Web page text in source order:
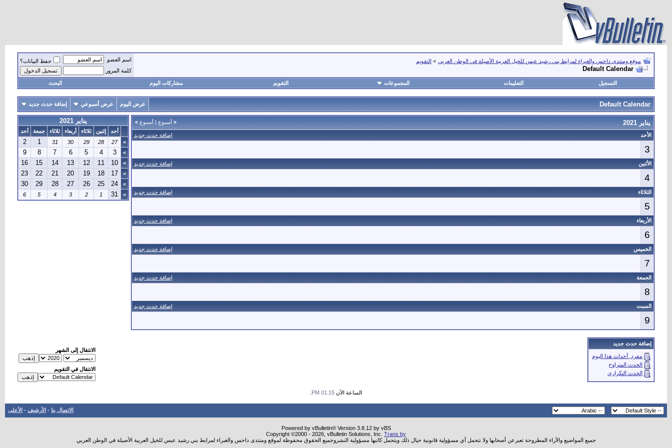
موقع ومنتدى داحس والغبراء لمرابط بني رشيد عبس للخيل العربية الأصيلة في الوطن العربي > التقويم
Default Calendar
اسم العضو
حفظ البيانات؟
كلمة المرور
التسجيل التعليمات المجموعات التقويم مشاركات اليوم البحث
Default Calendar عرض اليوم عرض أسبوعي إضافة حدث جديد
« أسبوع | أسبوع » يناير 2021
إضافة حدث جديد الأحد
3
إضافة حدث جديد الأثنين
4
إضافة حدث جديد الثلاثاء
5
إضافة حدث جديد الأربعاء
6
إضافة حدث جديد الخميس
7
إضافة حدث جديد الجمعة
8
إضافة حدث جديد السبت
9
يناير 2021
أحد إثنين ثلاثاء أربعاء ثلاثاء جمعة
أحد
>
27
28
29
30
31
1
2
>
3
4
5
6
7
8
9
>
10
11
12
13
14
15
16
>
17
18
19
20
21
22
23
>
24
25
26
27
28
29
30
>
31
1
2
3
4
5
6
إضافة حدث جديد
مفرد, أحداث هذا اليوم
الحدث المتراوح
الحدث التكراري
الانتقال إلى الشهر
الانتقال في التقويم
الساعة الآن 01:15 PM
الاتصال بنا - الأرشيف - الأعلى
Powered by vBulletin® Version 3.8.12 by vBS
Copyright ©2000 - 2026, vBulletin Solutions, Inc. Trans by
جميع المواضيع والأراء المطروحة تعبرعن أصحابها ولا نتحمل أي مسؤولية قانونية حيال ذلك ويتحمل كاتبها مسؤولية النشروجميع الحقوق محفوظة لموقع ومنتدى داحس والغبراء لمرابط بني رشيد عبس للخيل العربية الأصيلة في الوطن العربي